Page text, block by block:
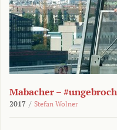
Mabacher –
2017 / Stefan Wolner